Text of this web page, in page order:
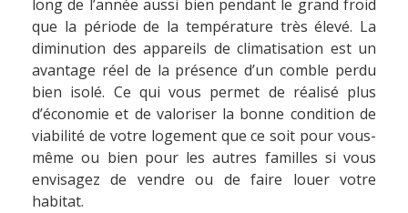
long de l’année aussi bien pendant le grand froid
que la période de la température très élevé. La
diminution des appareils de climatisation est un
avantage réel de la présence d’un comble perdu
bien isolé. Ce qui vous permet de réalisé plus
d’économie et de valoriser la bonne condition de
viabilité de votre logement que ce soit pour vous-
même ou bien pour les autres familles si vous
envisagez de vendre ou de faire louer votre
habitat.